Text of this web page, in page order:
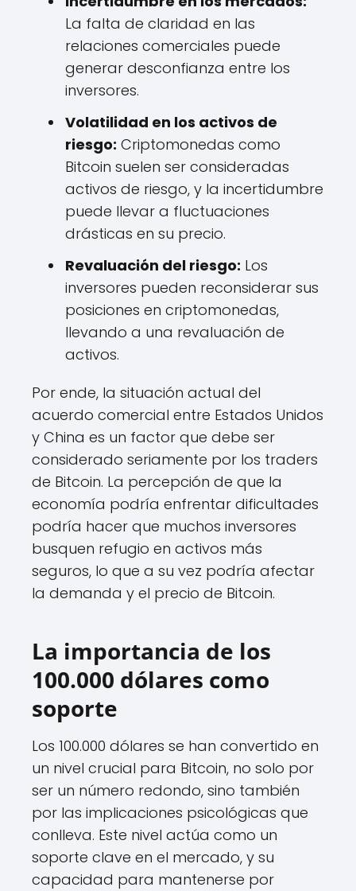
La falta de claridad en las
relaciones comerciales puede
generar desconfianza entre los
inversores.
Volatilidad en los activos de
riesgo: Criptomonedas como
Bitcoin suelen ser consideradas
activos de riesgo, y la incertidumbre
puede llevar a fluctuaciones
drásticas en su precio.
Revaluación del riesgo: Los
inversores pueden reconsiderar sus
posiciones en criptomonedas,
llevando a una revaluación de
activos.
Por ende, la situación actual del
acuerdo comercial entre Estados Unidos
y China es un factor que debe ser
considerado seriamente por los traders
de Bitcoin. La percepción de que la
economía podría enfrentar dificultades
podría hacer que muchos inversores
busquen refugio en activos más
seguros, lo que a su vez podría afectar
la demanda y el precio de Bitcoin.
La importancia de los
100.000 dólares como
soporte
Los 100.000 dólares se han convertido en
un nivel crucial para Bitcoin, no solo por
ser un número redondo, sino también
por las implicaciones psicológicas que
conlleva. Este nivel actúa como un
soporte clave en el mercado, y su
capacidad para mantenerse por